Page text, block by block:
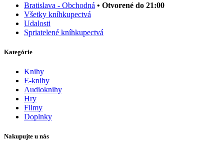
Bratislava - Obchodná • Otvorené do 21:00
Všetky kníhkupectvá
Udalosti
Spriatelené kníhkupectvá
Kategórie
Knihy
E-knihy
Audioknihy
Hry
Filmy
Doplnky
Nakupujte u nás